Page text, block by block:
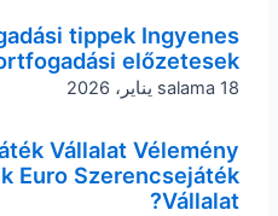
tippek Ingyenes
előzetesek
salama 18 يناير، 2026
Vállalat Vélemény
Euro Szerencsejáték
Vállalat?